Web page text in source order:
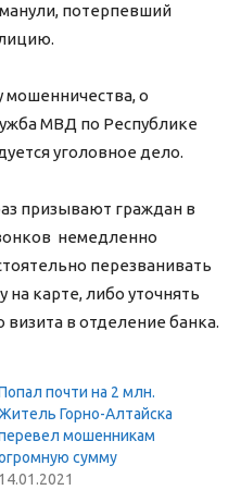
потерпевший
мошенничества, о
МВД по Республике
уголовное дело.
призывают граждан в
немедленно
перезванивать
на карте, либо уточнять
в отделение банка.
почти на 2 млн.
Горно-Алтайска
мошенникам
сумму
14.01.2021